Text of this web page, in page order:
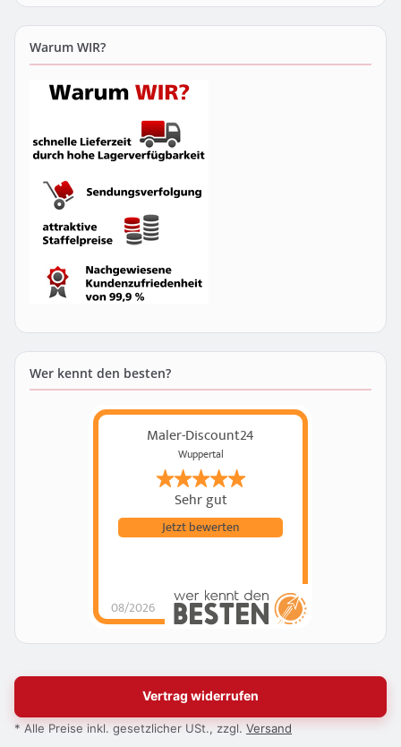
Warum WIR?
Wer kennt den besten?
Maler-Discount24
Wuppertal
Sehr gut
08/2026
Jetzt bewerten
Vertrag widerrufen
* Alle Preise inkl. gesetzlicher USt., zzgl. Versand